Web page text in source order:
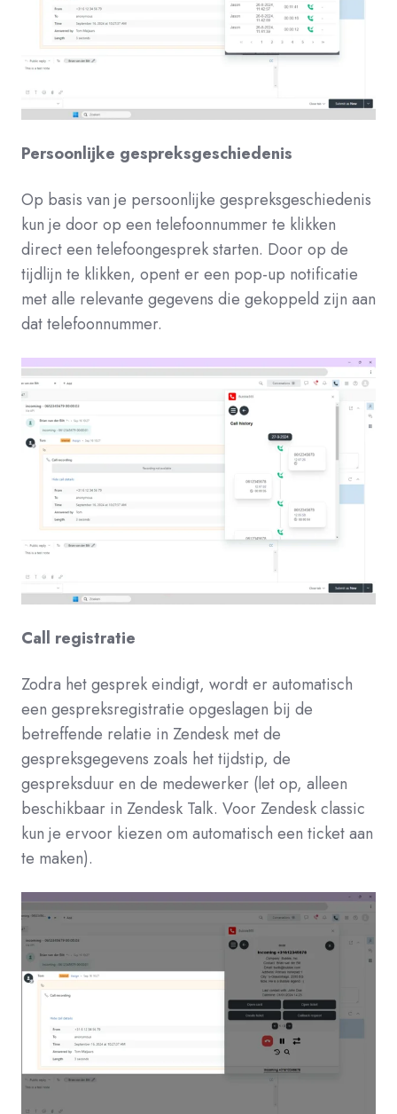
Persoonlijke gespreksgeschiedenis
Op basis van je persoonlijke gespreksgeschiedenis
kun je door op een telefoonnummer te klikken
direct een telefoongesprek starten. Door op de
tijdlijn te klikken, opent er een pop-up notificatie
met alle relevante gegevens die gekoppeld zijn aan
dat telefoonnummer.
Call registratie
Zodra het gesprek eindigt, wordt er automatisch
een gespreksregistratie opgeslagen bij de
betreffende relatie in Zendesk met de
gespreksgegevens zoals het tijdstip, de
gespreksduur en de medewerker (let op, alleen
beschikbaar in Zendesk Talk. Voor Zendesk classic
kun je ervoor kiezen om automatisch een ticket aan
te maken).